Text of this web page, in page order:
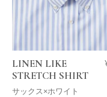
LINEN LIKE
STRETCH SHIRT
サックス×ホワイト